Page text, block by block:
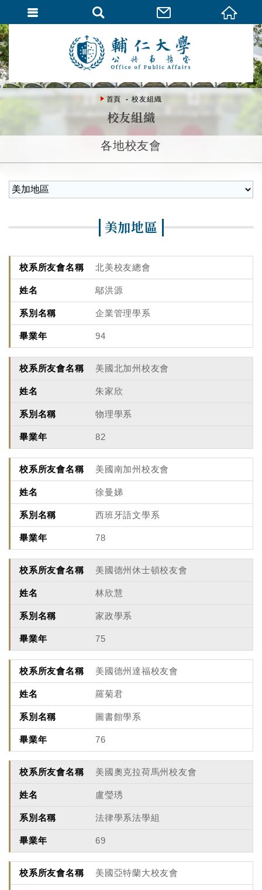
首頁 校友組織
校友組織
各地校友會
美加地區
北美校友總會
鄔洪源
企業管理學系
94
美國北加州校友會
朱家欣
物理學系
82
美國南加州校友會
徐曼娣
西班牙語文學系
78
美國德州休士頓校友會
林欣慧
家政學系
75
美國德州達福校友會
羅菊君
圖書館學系
76
美國奧克拉荷馬州校友會
盧瑩琇
法律學系法學組
69
美國亞特蘭大校友會